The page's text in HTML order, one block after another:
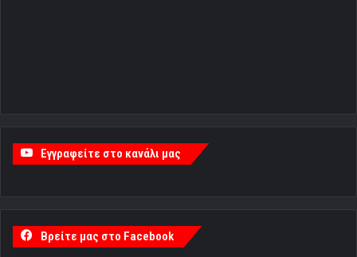
Εγγραφείτε στο κανάλι μας
Βρείτε μας στο Facebook